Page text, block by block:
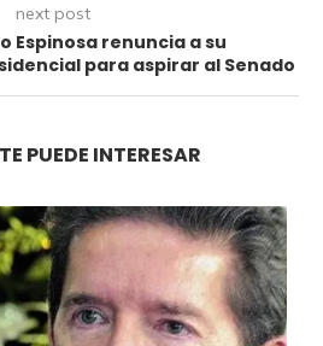
next post
Espinosa renuncia a su
para aspirar al Senado
PUEDE INTERESAR